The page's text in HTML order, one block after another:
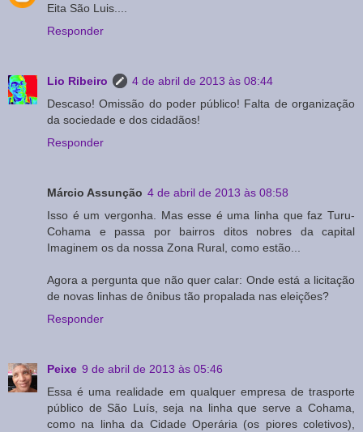
Eita São Luis....
Responder
Lio Ribeiro
4 de abril de 2013 às 08:44
Descaso! Omissão do poder público! Falta de organização
da sociedade e dos cidadãos!
Responder
Márcio Assunção 4 de abril de 2013 às 08:58
Isso é um vergonha. Mas esse é uma linha que faz Turu-
Cohama e passa por bairros ditos nobres da capital
Imaginem os da nossa Zona Rural, como estão...
Agora a pergunta que não quer calar: Onde está a licitação
de novas linhas de ônibus tão propalada nas eleições?
Responder
Peixe 9 de abril de 2013 às 05:46
Essa é uma realidade em qualquer empresa de trasporte
público de São Luís, seja na linha que serve a Cohama,
como na linha da Cidade Operária (os piores coletivos),